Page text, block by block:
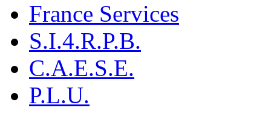
France Services
S.I.4.R.P.B.
C.A.E.S.E.
P.L.U.